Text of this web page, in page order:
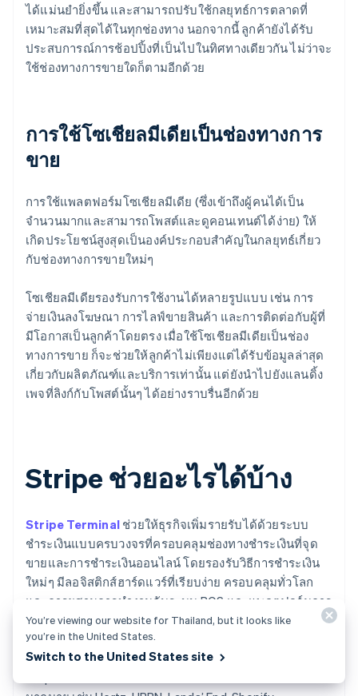
ได้แม่นยำยิ่งขึ้น และสามารถปรับใช้กลยุทธ์การตลาดที่
เหมาะสมที่สุดได้ในทุกช่องทาง นอกจากนี้ ลูกค้ายังได้รับ
ประสบการณ์การช้อปปิ้งที่เป็นไปในทิศทางเดียวกัน ไม่ว่าจะ
ใช้ช่องทางการขายใดก็ตามอีกด้วย
การใช้โซเชียลมีเดียเป็นช่องทางการ
ขาย
การใช้แพลตฟอร์มโซเชียลมีเดีย (ซึ่งเข้าถึงผู้คนได้เป็น
จำนวนมากและสามารถโพสต์และดูคอนเทนต์ได้ง่าย) ให้
เกิดประโยชน์สูงสุดเป็นองค์ประกอบสำคัญในกลยุทธ์เกี่ยว
กับช่องทางการขายใหม่ๆ
โซเชียลมีเดียรองรับการใช้งานได้หลายรูปแบบ เช่น การ
จ่ายเงินลงโฆษณา การไลฟ์ขายสินค้า และการติดต่อกับผู้ที่
มีโอกาสเป็นลูกค้าโดยตรง เมื่อใช้โซเชียลมีเดียเป็นช่อง
ทางการขาย ก็จะช่วยให้ลูกค้าไม่เพียงแต่ได้รับข้อมูลล่าสุด
เกี่ยวกับผลิตภัณฑ์และบริการเท่านั้น แต่ยังนำไปยังแลนดิ้ง
เพจที่ลิงก์กับโพสต์นั้นๆ ได้อย่างราบรื่นอีกด้วย
Stripe ช่วยอะไรได้บ้าง
Stripe Terminal ช่วยให้ธุรกิจเพิ่มรายรับได้ด้วยระบบ
ชำระเงินแบบครบวงจรที่ครอบคลุมช่องทางชำระเงินที่จุด
ขายและการชำระเงินออนไลน์ โดยรองรับวิธีการชำระเงิน
ใหม่ๆ มีลอจิสติกส์ฮาร์ดแวร์ที่เรียบง่าย ครอบคลุมทั่วโลก
และการผสานการทำงานกับระบบ POS และแพลตฟอร์มการ
ค้าหลายร้อยรายการเพื่อออกแบบสแต็กการชำระเงินที่
เหมาะกับคุณ
You’re viewing our website for Thailand, but it looks like
you’re in the United States.
Switch to the United States site